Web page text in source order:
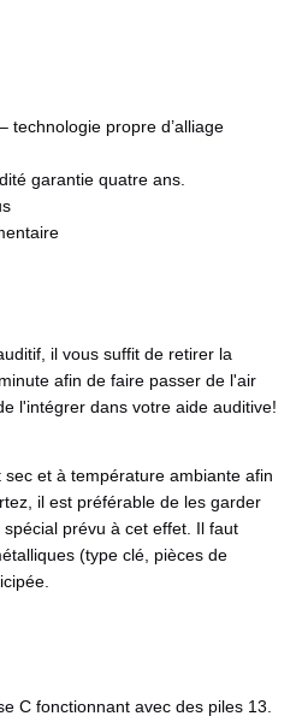
technologie propre d’alliage
garantie quatre ans.
il vous suffit de retirer la
afin de faire passer de l'air
l'intégrer dans votre aide auditive!
et à température ambiante afin
il est préférable de les garder
prévu à cet effet. Il faut
(type clé, pièces de
C fonctionnant avec des piles 13.